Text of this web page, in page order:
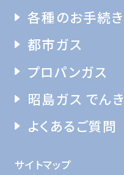
各種のお手続き
都市ガス
プロパンガス
昭島ガス でんき
よくあるご質問
サイトマップ